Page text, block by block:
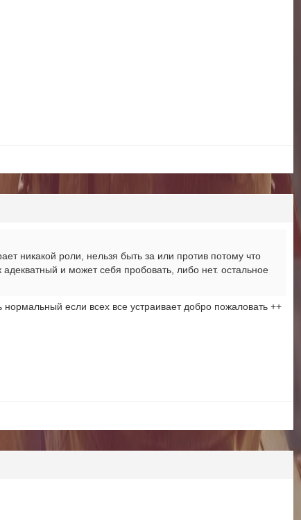
никакой роли, нельзя быть за или против потому что
и может себя пробовать, либо нет. остальное
если всех все устраивает добро пожаловать ++